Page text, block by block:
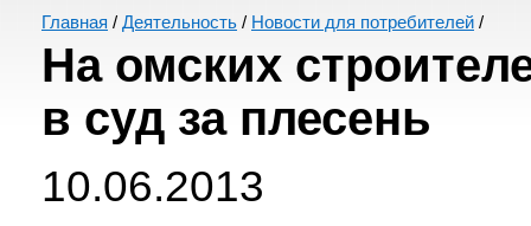
Главная / Деятельность / Новости для потребителей /
На омских
в суд за плесень
10.06.2013